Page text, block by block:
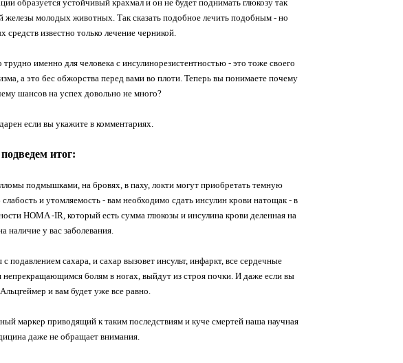
образуется устойчивый крахмал и он не будет поднимать глюкозу так
молодых животных. Так сказать подобное лечить подобным - но
известно только лечение черникой.
именно для человека с инсулинорезистентностью - это тоже своего
а это бес обжорства перед вами во плоти. Теперь вы понимаете почему
шансов на успех довольно не много?
если вы укажите в комментариях.
итог:
подмышками, на бровях, в паху, локти могут приобретать темную
и утомляемость - вам необходимо сдать инсулин крови натощак - в
HOMA -IR, который есть сумма глюкозы и инсулина крови деленная на
наличие у вас заболевания.
сахара, и сахар вызовет инсульт, инфаркт, все сердечные
болям в ногах, выйдут из строя почки. И даже если вы
и вам будет уже все равно.
маркер приводящий к таким последствиям и куче смертей наша научная
даже не обращает внимания.